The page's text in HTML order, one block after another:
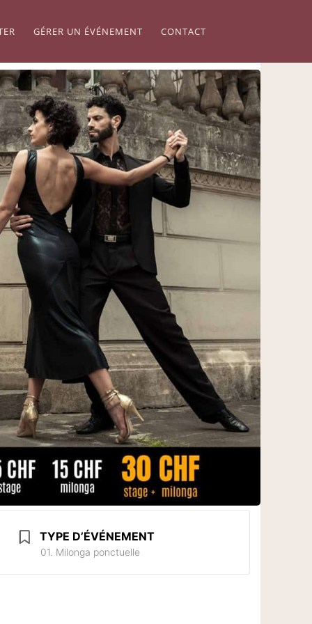
GÉRER UN ÉVÉNEMENT CONTACT
TYPE D’ÉVÉNEMENT
01. Milonga ponctuelle